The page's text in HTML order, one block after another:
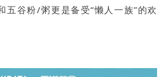
五谷粉/粥更是备受“懒人一族”的欢